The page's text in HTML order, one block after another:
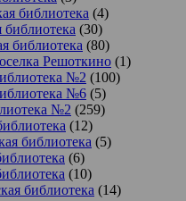
библиотека (4)
библиотека (30)
библиотека (80)
Решоткино (1)
№2 (100)
№6 (5)
№2 (259)
(12)
библиотека (5)
(6)
(10)
библиотека (14)